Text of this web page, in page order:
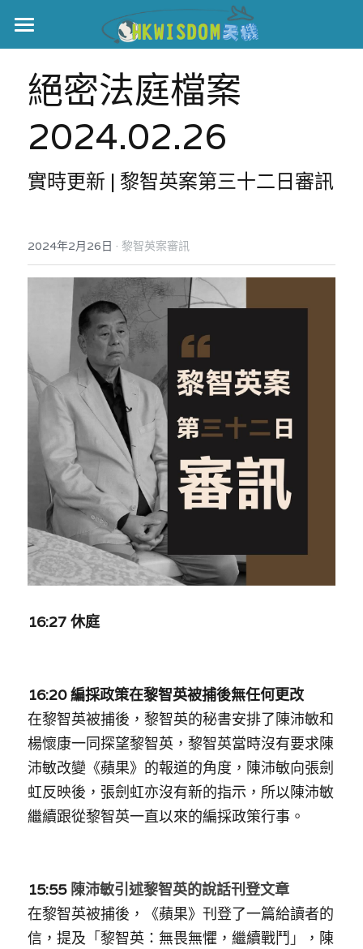
主頁
世界盃
伊美戰爭
黎智英案
美西媒體謊言實錄
宏福‧革新
宏福苑聽證會
宏福火災正視聽
記錄．宏福苑火災
港聞
中國
娛樂
反華推手你要知
反華推手懶人包
民主派騙案十式
反華推手起底
美西霸凌內幕
美西極權主義
真相直擊
KOL 專欄
林淑芳專欄
屈穎妍專欄
朱庭萱專欄
莫綺琪專欄
黃萬成專欄
高松傑專欄
林伯強專欄
馮煒光專欄
趙處機專欄
大衛sir專欄
曾子晴 - 晴深直說
絕密法庭檔案
醫院口岸爆炸案
屠龍小隊案
黎智英案審訊
支聯會案
生活
吃喝玩指南
休閒好介紹
親子
關於我們
人才招聘
投稿熱線
支持讚助
條款及細則
關於我們
搜索
繁體中文
English
絕密法庭檔案
2024.02.26
實時更新 | 黎智英案第三十二日審訊
2024年2月26日 · 黎智英案審訊
16:27 休庭
16:20 編採政策在黎智英被捕後無任何更改
在黎智英被捕後，黎智英的秘書安排了陳沛敏和
楊懷康一同探望黎智英，黎智英當時沒有要求陳
沛敏改變《蘋果》的報道的角度，陳沛敏向張劍
虹反映後，張劍虹亦沒有新的指示，所以陳沛敏
繼續跟從黎智英一直以來的編採政策行事。
15:55 陳沛敏引述黎智英的說話刊登文章
在黎智英被捕後，《蘋果》刊登了一篇給讀者的
信，提及 「黎智英：無畏無懼，繼續戰鬥 」
，陳